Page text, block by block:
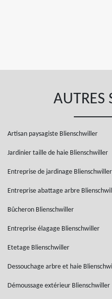
AUTRES
Artisan paysagiste Blienschwiller
Jardinier taille de haie Blienschwiller
Entreprise de jardinage Blienschwiller
Entreprise abattage arbre
Bûcheron Blienschwiller
Entreprise élagage Blienschwiller
Etetage Blienschwiller
Dessouchage arbre et haie
Démoussage extérieur Blienschwiller